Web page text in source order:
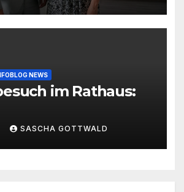
NEWS
im Rathaus:
der
zu Gast in Lünen
SASCHA GOTTWALD